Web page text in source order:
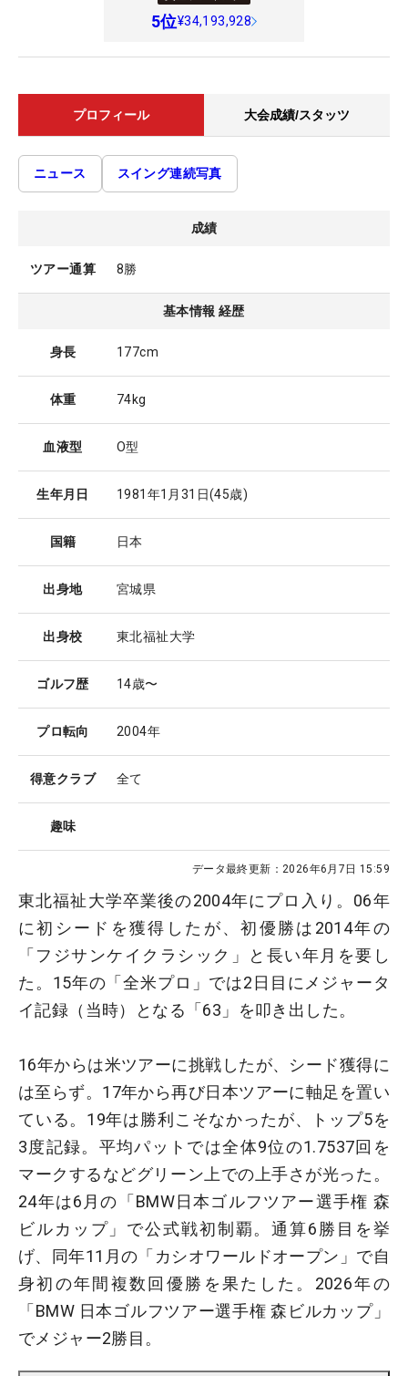
5位¥34,193,928
プロフィール 大会成績/スタッツ
ニュース スイング連続写真
成績
ツアー通算 8勝
基本情報 経歴
身長 177cm
体重 74kg
血液型 O型
生年月日 1981年1月31日(45歳)
国籍 日本
出身地 宮城県
出身校 東北福祉大学
ゴルフ歴 14歳〜
プロ転向 2004年
得意クラブ 全て
趣味
データ最終更新： 2026年6月7日 15:59
東北福祉大学卒業後の2004年にプロ入り。06年
に初シードを獲得したが、初優勝は2014年の
「フジサンケイクラシック」と長い年月を要し
た。15年の「全米プロ」では2日目にメジャータ
イ記録（当時）となる「63」を叩き出した。
16年からは米ツアーに挑戦したが、シード獲得に
は至らず。17年から再び日本ツアーに軸足を置い
ている。19年は勝利こそなかったが、トップ5を
3度記録。平均パットでは全体9位の1.7537回を
マークするなどグリーン上での上手さが光った。
24年は6月の「BMW日本ゴルフツアー選手権 森
ビルカップ」で公式戦初制覇。通算6勝目を挙
げ、同年11月の「カシオワールドオープン」で自
身初の年間複数回優勝を果たした。2026年の
「BMW 日本ゴルフツアー選手権 森ビルカップ」
でメジャー2勝目。